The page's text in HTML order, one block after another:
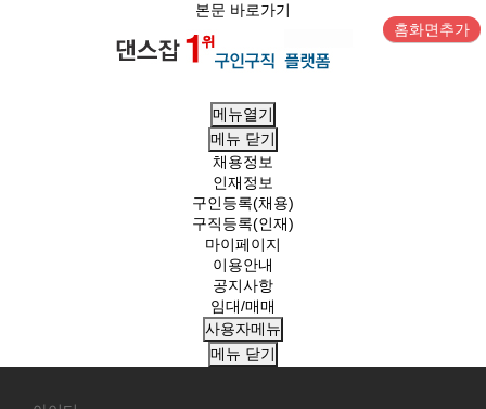
본문 바로가기
홈화면추가
메뉴열기
메뉴 닫기
채용정보
인재정보
구인등록(채용)
구직등록(인재)
마이페이지
이용안내
공지사항
임대/매매
사용자메뉴
메뉴 닫기